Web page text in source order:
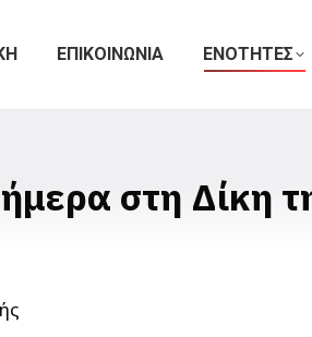
ΕΠΙΚΟΙΝΩΝΙΑ ΕΝΟΤΗΤΕΣ
στη Δίκη